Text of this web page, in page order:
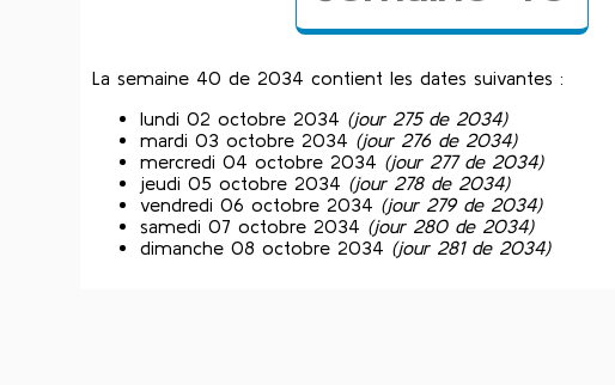
La semaine 40 de 2034 contient les dates suivantes :
lundi 02 octobre 2034 (jour 275 de 2034)
mardi 03 octobre 2034 (jour 276 de 2034)
mercredi 04 octobre 2034 (jour 277 de 2034)
jeudi 05 octobre 2034 (jour 278 de 2034)
vendredi 06 octobre 2034 (jour 279 de 2034)
samedi 07 octobre 2034 (jour 280 de 2034)
dimanche 08 octobre 2034 (jour 281 de 2034)